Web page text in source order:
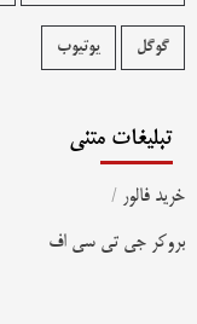
گوگل یوتیوب
تبلیغات متنی
خرید فالور /
بروکر جی تی سی اف